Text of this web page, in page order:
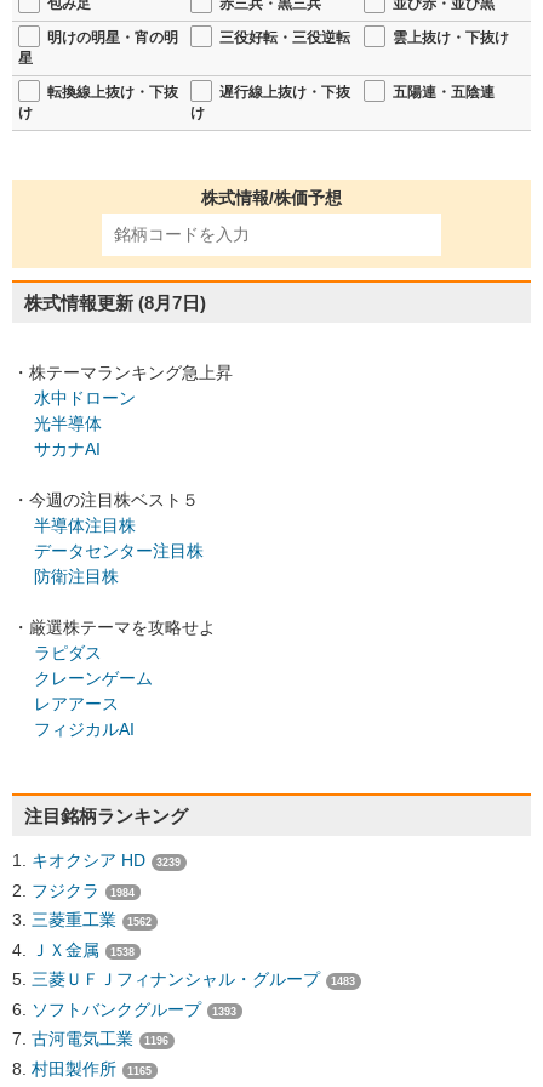
明けの明星・宵の明
星
三役好転・三役逆転 雲上抜け・下抜け
転換線上抜け・下抜
け
遅行線上抜け・下抜
け
五陽連・五陰連
株式情報/株価予想
株式情報更新 (8月7日)
・株テーマランキング急上昇
水中ドローン
光半導体
サカナAI
・今週の注目株ベスト５
半導体注目株
データセンター注目株
防衛注目株
・厳選株テーマを攻略せよ
ラピダス
クレーンゲーム
レアアース
フィジカルAI
注目銘柄ランキング
キオクシア HD 3239
フジクラ 1984
三菱重工業 1562
ＪＸ金属 1538
三菱ＵＦＪフィナンシャル・グループ 1483
ソフトバンクグループ 1393
古河電気工業 1196
村田製作所 1165